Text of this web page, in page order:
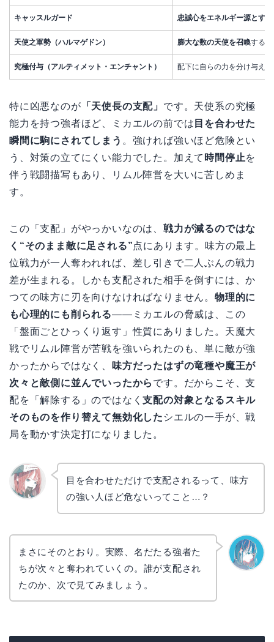
キャッスルガード 忠誠心をエネルギー源とす
天使之軍勢（ハルマゲドン） 膨大な数の天使を召喚する
究極付与（アルティメット・エンチャント） 配下に自らの力を分け与え
特に凶悪なのが 「天使長の支配」 です。天使系の究極
能力を持つ強者ほど、ミカエルの前では 目を合わせた
瞬間に駒にされてしまう 。強ければ強いほど危険とい
う、対策の立てにくい能力でした。加えて 時間停止を
伴う戦闘描写もあり、リムル陣営を大いに苦しめま
す。
この「支配」がやっかいなのは、 戦力が減るのではな
く“そのまま敵に足される”点にあります。味方の最上
位戦力が一人奪われれば、差し引きで二人ぶんの戦力
差が生まれる。しかも支配された相手を倒すには、か
つての味方に刃を向けなければなりません。 物理的に
も心理的にも削られる——ミカエルの脅威は、この
「盤面ごとひっくり返す」性質にありました。天魔大
戦でリムル陣営が苦戦を強いられたのも、単に敵が強
かったからではなく、
味方だったはずの竜種や魔王が
次々と敵側に並んでいったから です。だからこそ、支
配を「解除する」のではなく支配の対象となるスキル
そのものを作り替えて無効化した シエルの一手が、戦
局を動かす決定打になりました。
目を合わせただけで支配されるって、味方
の強い人ほど危ないってこと…？
まさにそのとおり。実際、名だたる強者た
ちが次々と奪われていくの。誰が支配され
たのか、次で見てみましょう。